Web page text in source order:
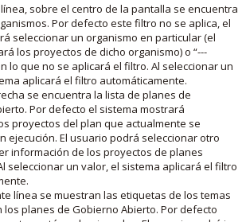
línea, sobre el centro de la pantalla se encuentra
Por defecto este filtro no se aplica, el
seleccionar un organismo en particular (el
los proyectos de dicho organismo) o “---
lo que no se aplicará el filtro. Al seleccionar un
aplicará el filtro automáticamente.
se encuentra la lista de planes de
Por defecto el sistema mostrará
proyectos del plan que actualmente se
ejecución. El usuario podrá seleccionar otro
información de los proyectos de planes
seleccionar un valor, el sistema aplicará el filtro
línea se muestran las etiquetas de los temas
planes de Gobierno Abierto. Por defecto